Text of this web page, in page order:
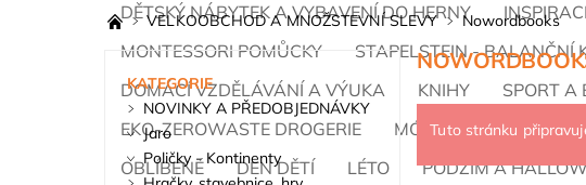
DĚTSKÝ NÁBYTEK A VYBAVENÍ DO HERNY
MONTESSORI POMŮCKY
STAPELSTEIN - BALANČNÍ
DOMÁCÍ VZDĚLÁVÁNÍ A VÝUKA
KNIHY SPORT A
EKO-ZEROWASTE DROGERIE
MÓDA, BAREFOOT,
OBLÍBENÉ
DEN DĚTÍ LÉTO PODZIM A
VELKOOBCHOD A MNOŽSTEVNÍ SLEVY Nowordbooks
Tuto stránku
KATEGORIE
NOVINKY A PŘEDOBJEDNÁVKY
Jaro
Poličky - Kontinenty